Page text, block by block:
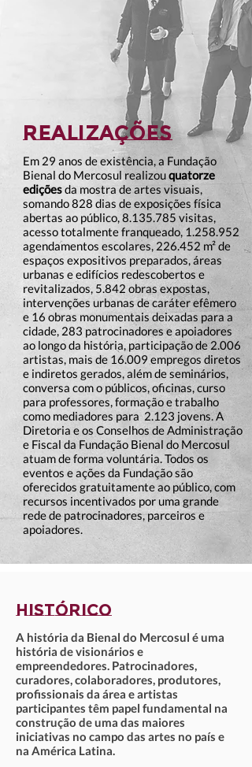
Realizações
Em 29 anos de existência, a Fundação
Bienal do Mercosul realizouquatorze
ediçõesda mostra de artes visuais,
somando 828 dias de exposições física
abertas ao público,8.135.785 visitas,
acesso totalmente franqueado, 1.258.952
agendamentos escolares, 226.452 m² de
espaços expositivos preparados, áreas
urbanas e edifícios redescobertos e
revitalizados, 5.842 obras expostas,
intervenções urbanas de caráter efêmero
e 16 obras monumentais deixadas para a
cidade, 283 patrocinadores e apoiadores
ao longo da história, participação de 2.006
artistas, mais de 16.009 empregos diretos
e indiretos gerados, além de seminários,
conversa com o públicos, oficinas, curso
para professores, formação e trabalho
como mediadores para 2.123 jovens. A
Diretoria e os Conselhos de Administração
e Fiscal da Fundação Bienal do Mercosul
atuam de forma voluntária. Todos os
eventos e ações da Fundação são
oferecidos gratuitamente ao público, com
recursos incentivados por uma grande
rede de patrocinadores, parceiros e
apoiadores.
Histórico
A história da Bienal do Mercosul é uma
história de visionários e
empreendedores. Patrocinadores,
curadores, colaboradores, produtores,
profissionais da área e artistas
participantes têm papel fundamental na
construção de uma das maiores
iniciativas no campo das artes no país e
na América Latina.